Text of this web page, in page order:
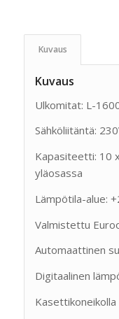
Kuvaus
Kuvaus
Ulkomitat: L-
Sähköliitäntä:
Kapasiteetti: 10
yläosassa
Lämpötila-alue:
Valmistettu
Automaattinen
Digitaalinen
Kasettikoneikolla